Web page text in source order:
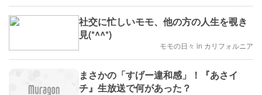
社交に忙しいモモ、他の方の人生を覗き
見(*^^*)
モモの日々 in カリフォルニア
まさかの「すげー違和感」！『あさイ
チ』生放送で何があった？